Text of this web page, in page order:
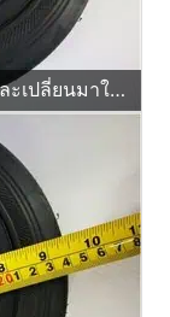
ล้อพลาสติกยางตัน 10นิ้ว ชนิดสลับรูบูชและเปลี่ยนมาใส่ลูกปืนได้ด้วย